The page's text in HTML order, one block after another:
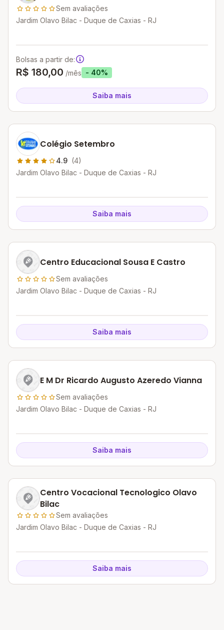
Sem avaliações
Jardim Olavo Bilac - Duque de Caxias - RJ
Bolsas a partir de:
R$ 180,00 /mês - 40%
Saiba mais
Colégio Setembro
4.9 (4)
Jardim Olavo Bilac - Duque de Caxias - RJ
Saiba mais
Centro Educacional Sousa E Castro
Sem avaliações
Jardim Olavo Bilac - Duque de Caxias - RJ
Saiba mais
E M Dr Ricardo Augusto Azeredo Vianna
Sem avaliações
Jardim Olavo Bilac - Duque de Caxias - RJ
Saiba mais
Centro Vocacional Tecnologico Olavo
Bilac
Sem avaliações
Jardim Olavo Bilac - Duque de Caxias - RJ
Saiba mais